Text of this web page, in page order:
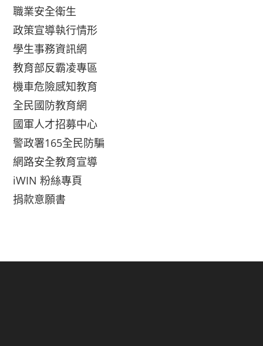
職業安全衛生
政策宣導執行情形
學生事務資訊網
教育部反霸凌專區
機車危險感知教育
全民國防教育網
國軍人才招募中心
警政署165全民防騙
網路安全教育宣導
iWIN 粉絲專頁
捐款意願書